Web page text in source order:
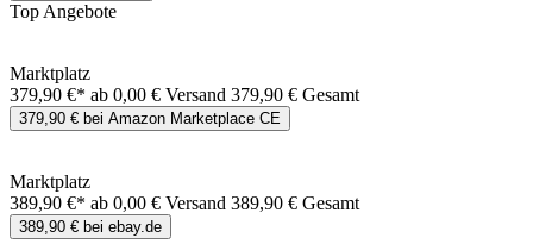
Top Angebote
Marktplatz
379,90 €* ab 0,00 € Versand 379,90 € Gesamt
379,90 € bei Amazon Marketplace CE
Marktplatz
389,90 €* ab 0,00 € Versand 389,90 € Gesamt
389,90 € bei ebay.de